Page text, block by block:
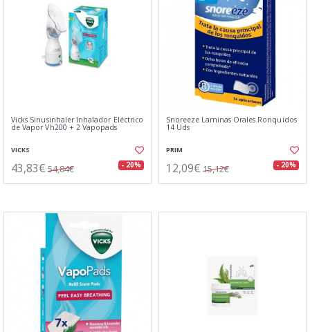
Vicks Sinusinhaler Inhalador Eléctrico
de Vapor Vh200 + 2 Vapopads
VICKS
43,83€ 54,84€ - 20%
Snoreeze Laminas Orales Ronquidos
14 Uds
PRIM
12,09€ 15,12€ - 20%